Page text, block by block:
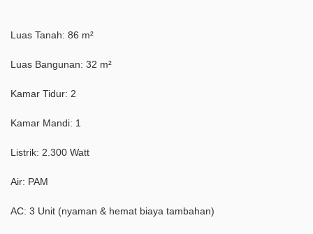
Luas Tanah: 86 m²
Luas Bangunan: 32 m²
Kamar Tidur: 2
Kamar Mandi: 1
Listrik: 2.300 Watt
Air: PAM
AC: 3 Unit (nyaman & hemat biaya tambahan)